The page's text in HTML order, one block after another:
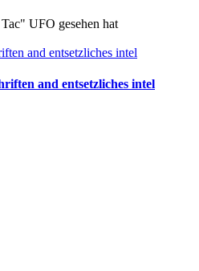
UFO gesehen hat
and entsetzliches intel